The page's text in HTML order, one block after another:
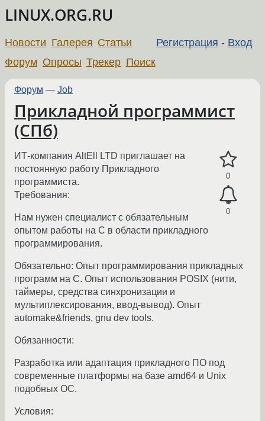
LINUX.ORG.RU
Регистрация - Вход
Новости Галерея Статьи
Форум Опросы Трекер Поиск
Форум — Job
Прикладной программист
(СПб)
0
0
ИТ-компания AltEll LTD приглашает на
постоянную работу Прикладного
программиста.
Требования:
Нам нужен специалист с обязательным
опытом работы на С в области прикладного
программирования.
Обязательно: Опыт программирования прикладных
программ на С. Опыт использования POSIX (нити,
таймеры, средства синхронизации и
мультиплексирования, ввод-вывод). Опыт
automake&friends, gnu dev tools.
Обязанности:
Разработка или адаптация прикладного ПО под
современные платформы на базе amd64 и Unix
подобных ОС.
Условия: